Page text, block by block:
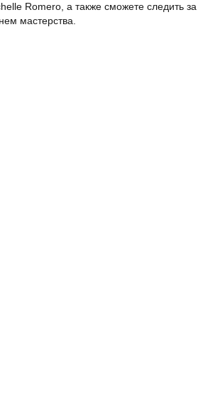
Romero, а также сможете следить за
мастерства.